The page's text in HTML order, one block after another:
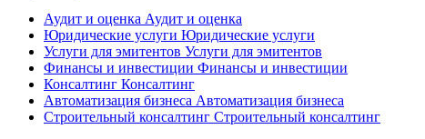
Аудит и оценка Аудит и оценка
Юридические услуги Юридические услуги
Услуги для эмитентов Услуги для эмитентов
Финансы и инвестиции Финансы и инвестиции
Консалтинг Консалтинг
Автоматизация бизнеса Автоматизация бизнеса
Строительный консалтинг Строительный консалтинг